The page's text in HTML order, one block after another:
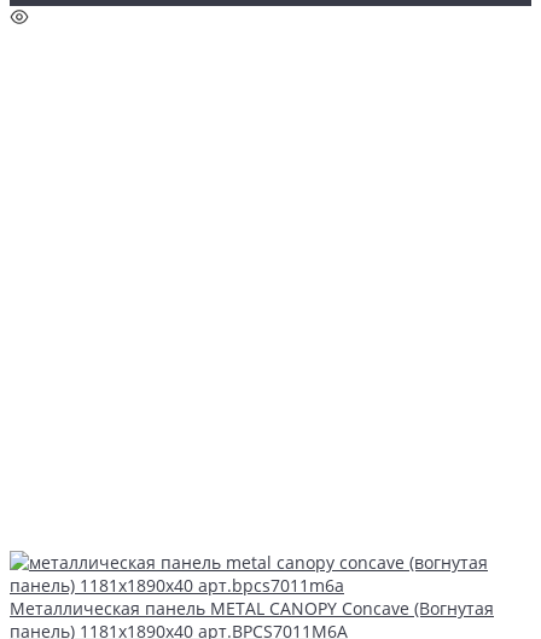
Металлическая панель METAL CANOPY Concave (Вогнутая
панель) 1181x1890x40 арт.BPCS7011M6A